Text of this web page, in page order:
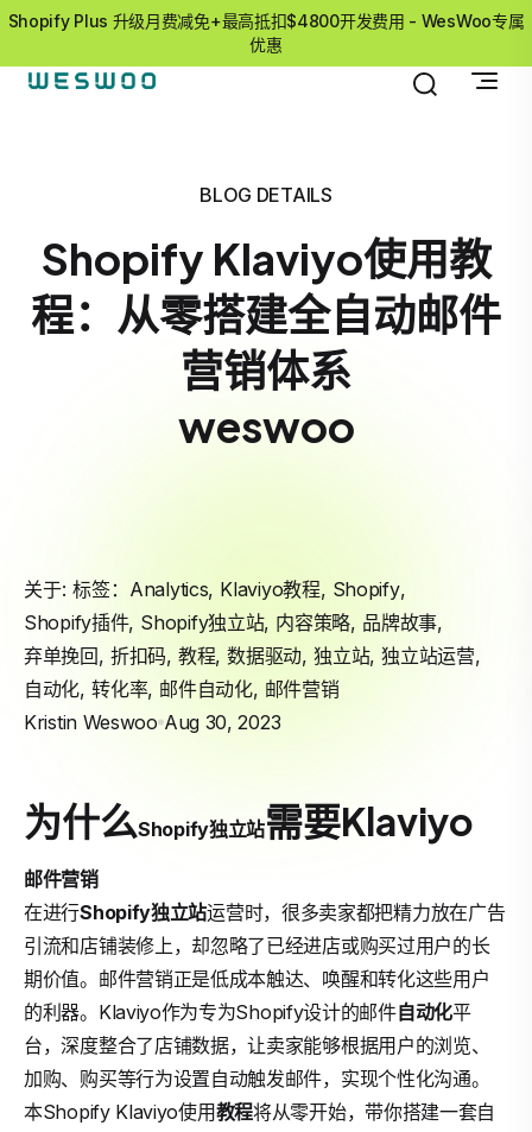
Shopify Plus 升级月费减免+最高抵扣$4800开发费用 - WesWoo专属
优惠
BLOG DETAILS
Shopify Klaviyo使用教
程：从零搭建全自动邮件
营销体系
weswoo
关于: 标签： Analytics, Klaviyo教程, Shopify,
Shopify插件, Shopify独立站, 内容策略, 品牌故事,
弃单挽回, 折扣码, 教程,数据驱动,独立站,独立站运营,
自动化,转化率, 邮件自动化, 邮件营销
Kristin Weswoo Aug 30, 2023
为什么Shopify独立站需要Klaviyo
邮件营销
在进行Shopify独立站运营时，很多卖家都把精力放在广告
引流和店铺装修上，却忽略了已经进店或购买过用户的长
期价值。邮件营销正是低成本触达、唤醒和转化这些用户
的利器。Klaviyo作为专为Shopify设计的邮件自动化平
台，深度整合了店铺数据，让卖家能够根据用户的浏览、
加购、购买等行为设置自动触发邮件，实现个性化沟通。
本Shopify Klaviyo使用教程将从零开始，带你搭建一套自